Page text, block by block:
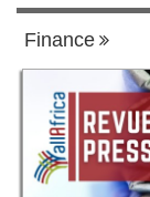
Finance